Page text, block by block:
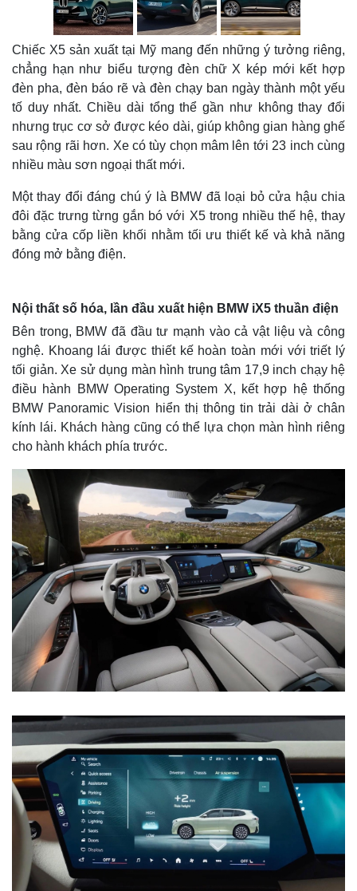
Thế giới
Quan sát
Cuộc sống đó đây
Hồ sơ
Multimedia
Video
Ảnh
E-Magazine
Infographic
Chiếc X5 sản xuất tại Mỹ mang đến những ý tưởng riêng,
chẳng hạn như biểu tượng đèn chữ X kép mới kết hợp
đèn pha, đèn báo rẽ và đèn chạy ban ngày thành một yếu
tố duy nhất. Chiều dài tổng thể gần như không thay đổi
nhưng trục cơ sở được kéo dài, giúp không gian hàng ghế
sau rộng rãi hơn. Xe có tùy chọn mâm lên tới 23 inch cùng
nhiều màu sơn ngoại thất mới.
Một thay đổi đáng chú ý là BMW đã loại bỏ cửa hậu chia
đôi đặc trưng từng gắn bó với X5 trong nhiều thế hệ, thay
bằng cửa cốp liền khối nhằm tối ưu thiết kế và khả năng
đóng mở bằng điện.
Nội thất số hóa, lần đầu xuất hiện BMW iX5 thuần điện
Bên trong, BMW đã đầu tư mạnh vào cả vật liệu và công
nghệ. Khoang lái được thiết kế hoàn toàn mới với triết lý
tối giản. Xe sử dụng màn hình trung tâm 17,9 inch chạy hệ
điều hành BMW Operating System X, kết hợp hệ thống
BMW Panoramic Vision hiển thị thông tin trải dài ở chân
kính lái. Khách hàng cũng có thể lựa chọn màn hình riêng
cho hành khách phía trước.